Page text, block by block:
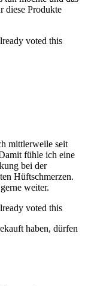
diese Produkte
voted this
mittlerweile seit
fühle ich eine
bei der
Hüftschmerzen.
weiter.
voted this
haben, dürfen